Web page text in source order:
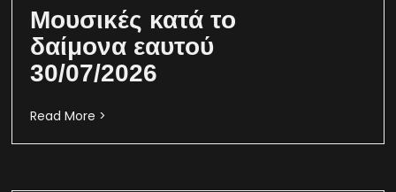
Μουσικές κατά το
δαίμονα εαυτού
30/07/2026
Read More >